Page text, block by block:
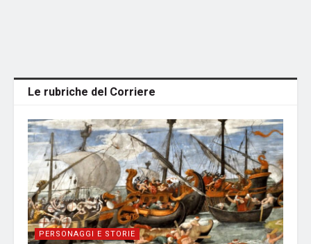
Le rubriche del Corriere
PERSONAGGI E STORIE